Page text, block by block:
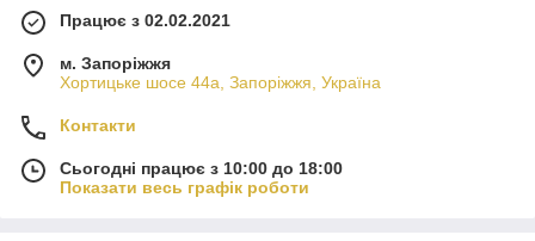
Працює з 02.02.2021
м. Запоріжжя
Хортицьке шосе 44а, Запоріжжя, Україна
Контакти
Сьогодні працює з 10:00 до 18:00
Показати весь графік роботи